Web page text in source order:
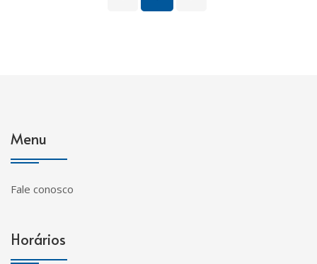
Menu
Fale conosco
Horários